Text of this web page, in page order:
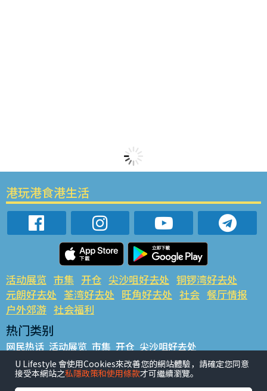
港玩港食港生活
活动展览 市集 开仓 尖沙咀好去处 铜锣湾好去处
元朗好去处 荃湾好去处 旺角好去处 社会 餐厅情报
户外郊游 社会福利
热门类别
网民热话 活动展览 市集 开仓 尖沙咀好去处
铜锣湾好去处 元朗好去处 荃湾好去处 旺角好去处 社会
餐厅情报 户外郊游
U Lifestyle 會使用Cookies來改善您的網站體驗，請確定您同意
接受本網站之私隱政策和使用條款才可繼續瀏覽。